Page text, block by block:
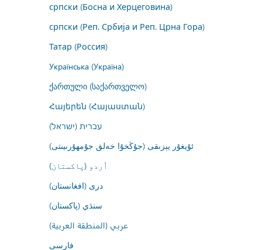
српски (Босна и Херцеговина)
српски (Реп. Србија и Реп. Црна Гора)
Татар (Россия)
Українська (Україна)
ქართული (საქართველო)
Հայերեն (Հայաստան)
עברית (ישראל)
ئۇيغۇر يېزىقى (جۇڭخۇا خەلق جۇمھۇرىيىتى)
اُردو (پاکستان)
درى (افغانستان)
سنڌي (پاکستان)
عربي (المنطقة العربية)
فارسى